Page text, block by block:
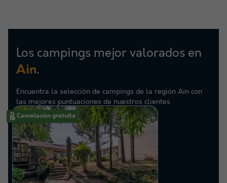
Los campings mejor valorados en
Ain.
Encuentra la selección de campings de la región Ain con
las mejores puntuaciones de nuestros clientes
Cancelación gratuita